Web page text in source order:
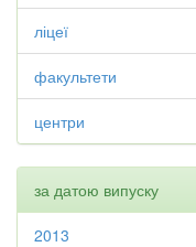
ліцеї
факультети
центри
за датою випуску
2013